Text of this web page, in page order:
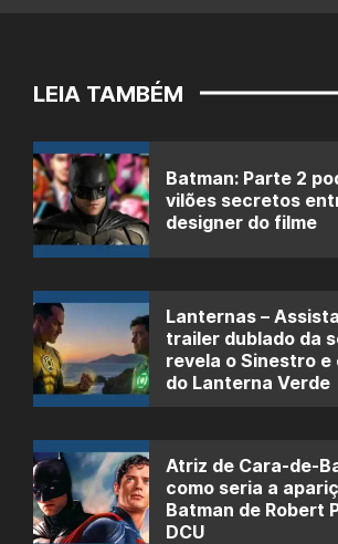
LEIA TAMBÉM
Batman: Parte 2
vilões secretos
designer do filme
Lanternas –
trailer dublado da
revela o Sinestro e
do Lanterna Verde
Atriz de Cara-de-
como seria a
Batman de Robert
DCU